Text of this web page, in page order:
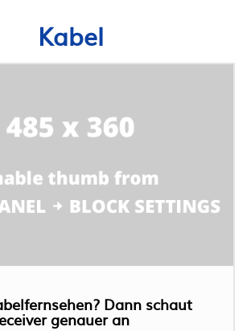
Kabel
Dann schaut
genauer an